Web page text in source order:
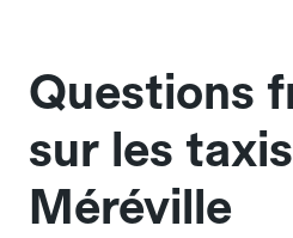
Questions
sur les
Méréville